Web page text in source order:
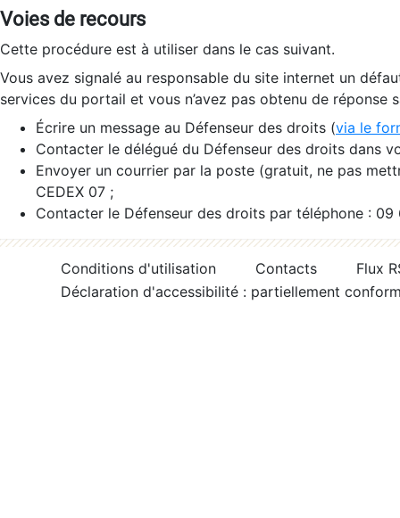
Voies de recours
Cette procédure est à utiliser dans le cas suivant.
Vous avez signalé au responsable du site internet un
services du portail et vous n’avez pas obtenu de réponse
Écrire un message au Défenseur des droits (via le
Contacter le délégué du Défenseur des droits dans
Envoyer un courrier par la poste (gratuit, ne pas
CEDEX 07 ;
Contacter le Défenseur des droits par téléphone :
Conditions d'utilisation Contacts
Flux
Déclaration d'accessibilité : partiellement